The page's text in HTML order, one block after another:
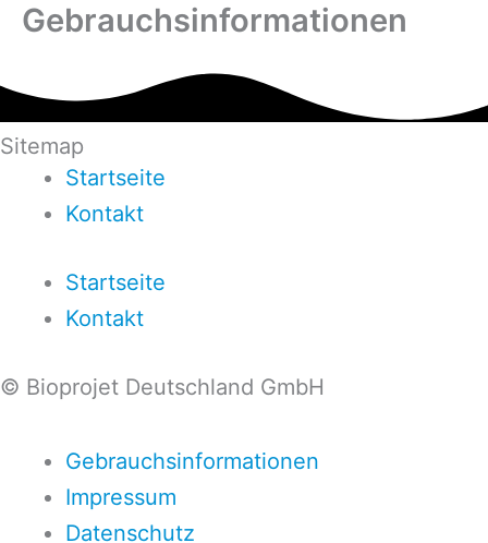
Gebrauchsinformationen
Sitemap
Startseite
Kontakt
Startseite
Kontakt
© Bioprojet Deutschland GmbH
Gebrauchsinformationen
Impressum
Datenschutz